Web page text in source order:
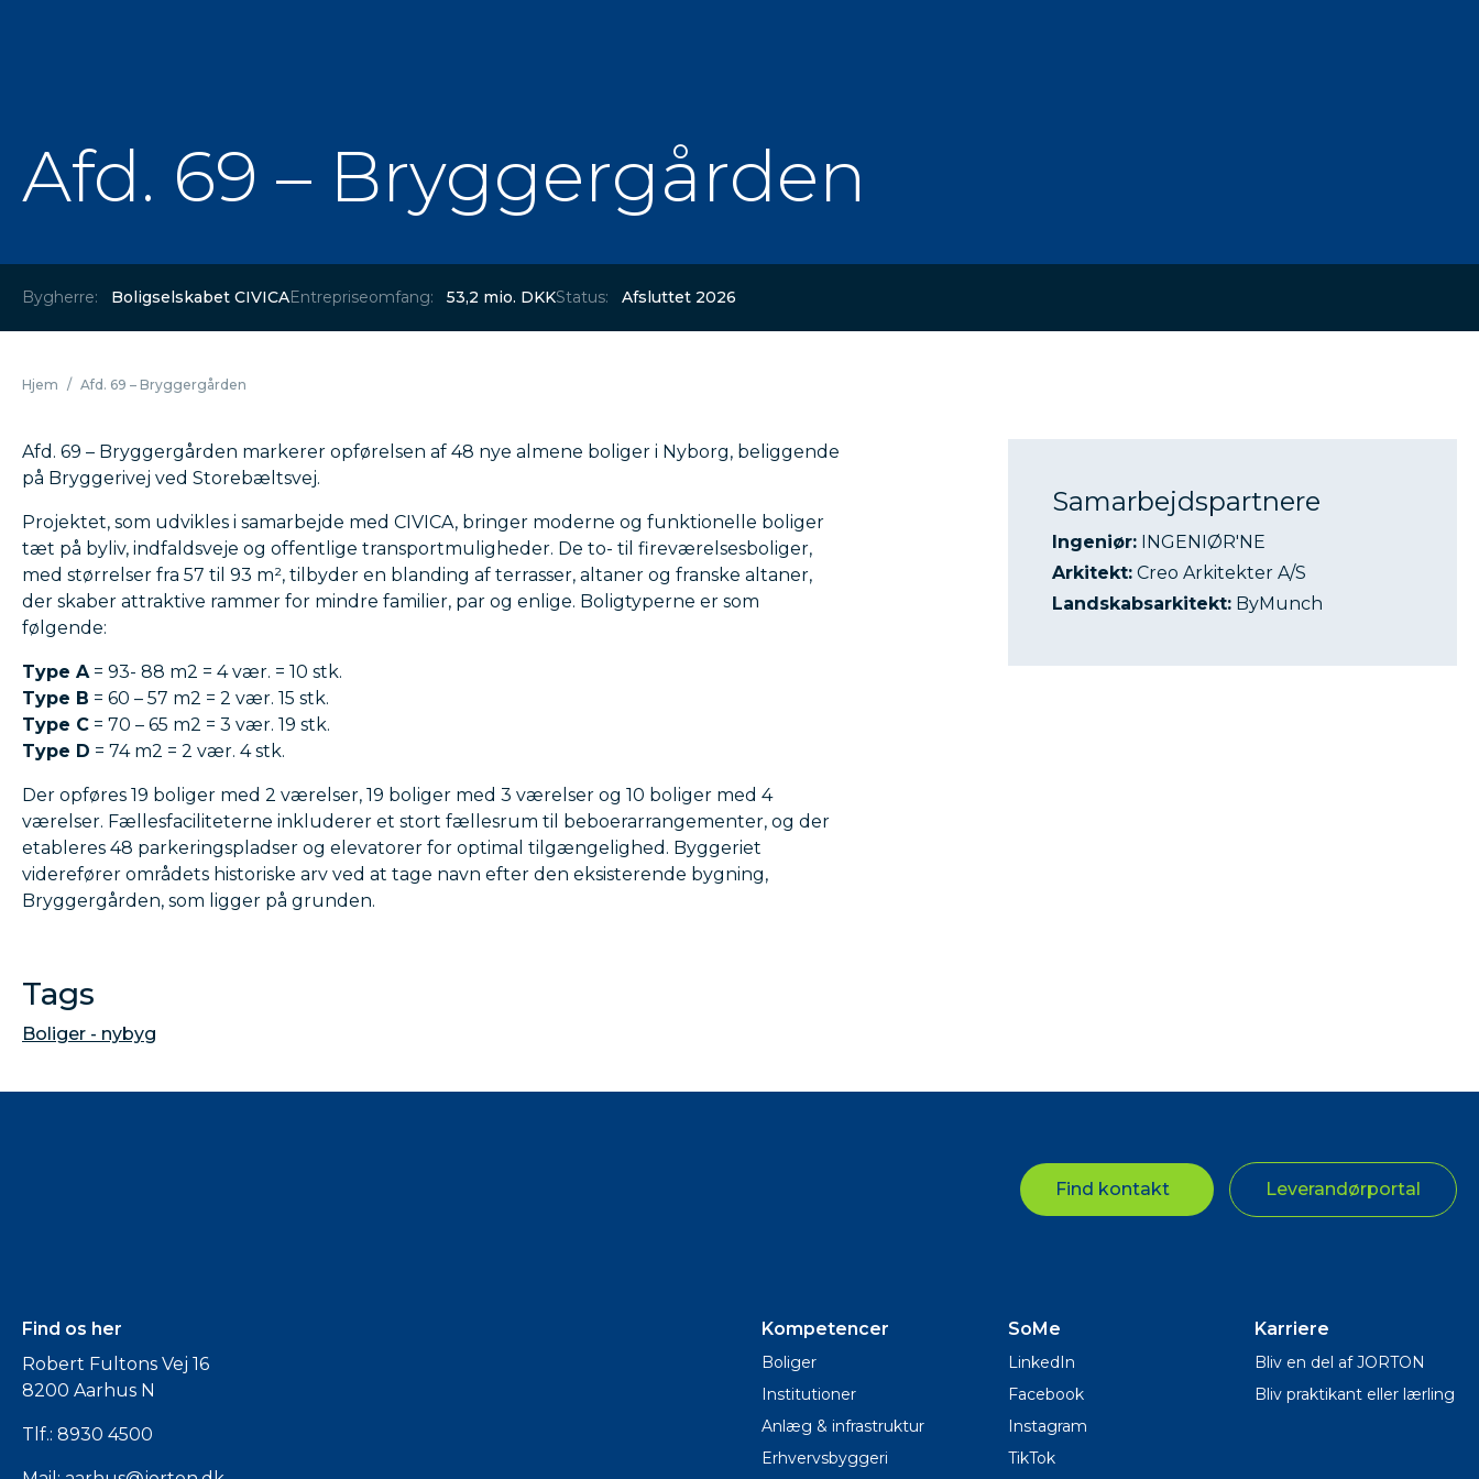
Afd. 69 – Bryggergården
Bygherre: Boligselskabet CIVICAEntrepriseomfang: 53,2 mio. DKKStatus: Afsluttet 2026
Hjem / Afd. 69 – Bryggergården
Afd. 69 – Bryggergården markerer opførelsen af 48 nye almene boliger i Nyborg, beliggende
på Bryggerivej ved Storebæltsvej.
Projektet, som udvikles i samarbejde med CIVICA, bringer moderne og funktionelle boliger
tæt på byliv, indfaldsveje og offentlige transportmuligheder. De to- til fireværelsesboliger,
med størrelser fra 57 til 93 m², tilbyder en blanding af terrasser, altaner og franske altaner,
der skaber attraktive rammer for mindre familier, par og enlige. Boligtyperne er som
følgende:
Type A= 93- 88 m2 = 4 vær. = 10 stk.
Type B = 60 – 57 m2 = 2 vær. 15 stk.
Type C = 70 – 65 m2 = 3 vær. 19 stk.
Type D = 74 m2 = 2 vær. 4 stk.
Der opføres 19 boliger med 2 værelser, 19 boliger med 3 værelser og 10 boliger med 4
værelser. Fællesfaciliteterne inkluderer et stort fællesrum til beboerarrangementer, og der
etableres 48 parkeringspladser og elevatorer for optimal tilgængelighed. Byggeriet
viderefører områdets historiske arv ved at tage navn efter den eksisterende bygning,
Bryggergården, som ligger på grunden.
Tags
Boliger - nybyg
Samarbejdspartnere
Ingeniør: INGENIØR'NE
Arkitekt: Creo Arkitekter A/S
Landskabsarkitekt: ByMunch
Find kontakt Leverandørportal
Find os her
Robert Fultons Vej 16
8200 Aarhus N
Tlf.: 8930 4500
Kompetencer
Boliger
Institutioner
Anlæg & infrastruktur
Erhvervsbyggeri
SoMe
LinkedIn
Facebook
Instagram
TikTok
Karriere
Bliv en del af JORTON
Bliv praktikant eller lærling